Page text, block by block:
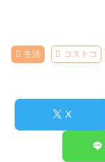
生活 コストコ
X